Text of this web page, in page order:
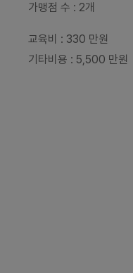
가맹점 수 : 2개
교육비
: 330 만원
기타비용 : 5,500 만원